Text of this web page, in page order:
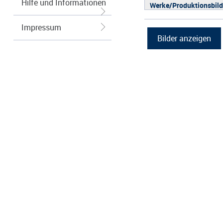
Hilfe und Informationen
Impressum
Werke/
Logos/Wort-Bildmarke